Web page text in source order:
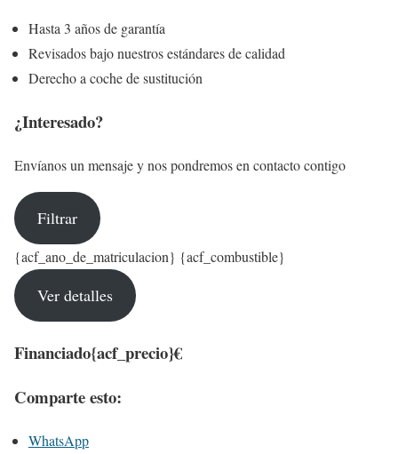
Hasta 3 años de garantía
Revisados bajo nuestros estándares de calidad
Derecho a coche de sustitución
¿Interesado?
Envíanos un mensaje y nos pondremos en contacto contigo
Filtrar
{acf_ano_de_matriculacion} {acf_combustible}
Ver detalles
Financiado{acf_precio}€
Comparte esto:
WhatsApp